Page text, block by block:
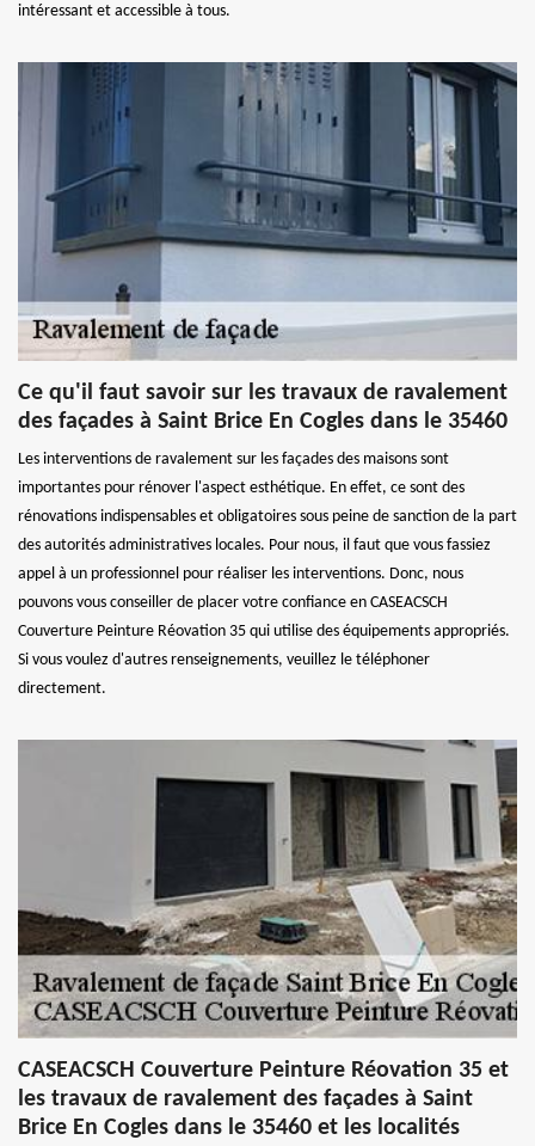
intéressant et accessible à tous.
Ce qu'il faut savoir sur les travaux de ravalement
des façades à Saint Brice En Cogles dans le 35460
Les interventions de ravalement sur les façades des maisons sont
importantes pour rénover l'aspect esthétique. En effet, ce sont des
rénovations indispensables et obligatoires sous peine de sanction de la part
des autorités administratives locales. Pour nous, il faut que vous fassiez
appel à un professionnel pour réaliser les interventions. Donc, nous
pouvons vous conseiller de placer votre confiance en CASEACSCH
Couverture Peinture Réovation 35 qui utilise des équipements appropriés.
Si vous voulez d'autres renseignements, veuillez le téléphoner
directement.
CASEACSCH Couverture Peinture Réovation 35 et
les travaux de ravalement des façades à Saint
Brice En Cogles dans le 35460 et les localités